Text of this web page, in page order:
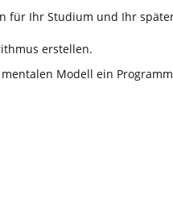
für Ihr Studium und Ihr
erstellen.
Modell ein